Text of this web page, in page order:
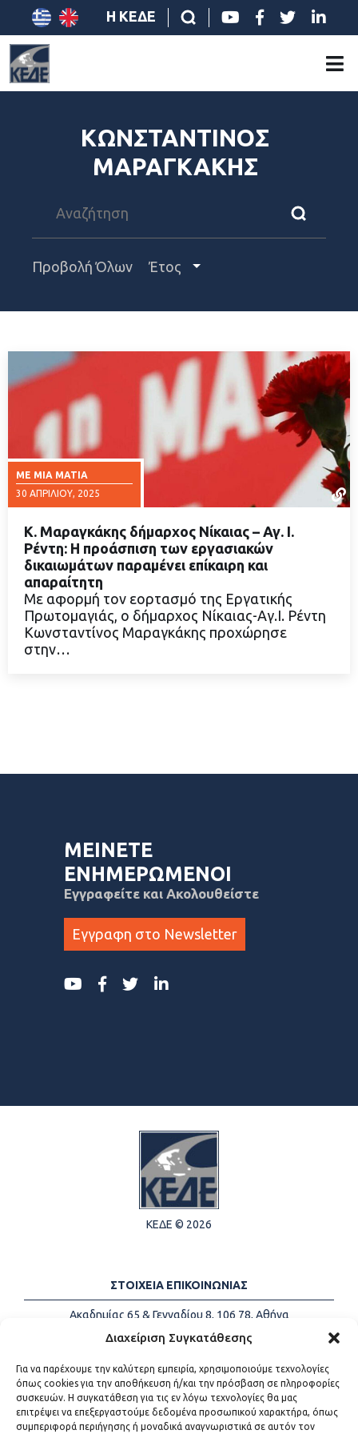
Διαχείριση Συγκατάθεσης
Για να παρέχουμε την καλύτερη εμπειρία, χρησιμοποιούμε τεχνολογίες
όπως cookies για την αποθήκευση ή/και την πρόσβαση σε πληροφορίες
συσκευών. Η συγκατάθεση για τις εν λόγω τεχνολογίες θα μας
επιτρέψει να επεξεργαστούμε δεδομένα προσωπικού χαρακτήρα, όπως
συμπεριφορά περιήγησης ή μοναδικά αναγνωριστικά σε αυτόν τον
Η ΚΕΔΕ
ΚΩΝΣΤΑΝΤΙΝΟΣ
ΜΑΡΑΓΚΑΚΗΣ
Προβολή Όλων Έτος
ΜΕ ΜΙΑ ΜΑΤΙΆ
30 ΑΠΡΙΛΊΟΥ, 2025
ΔΙΑΒΑΣΤΕ ΠΕΡΙΣΣΟΤΕΡΑ
Κ. Μαραγκάκης δήμαρχος Νίκαιας – Αγ. Ι.
Ρέντη: Η προάσπιση των εργασιακών
δικαιωμάτων παραμένει επίκαιρη και
απαραίτητη
Με αφορμή τον εορτασμό της Εργατικής
Πρωτομαγιάς, ο δήμαρχος Νίκαιας-Αγ.Ι. Ρέντη
Κωνσταντίνος Μαραγκάκης προχώρησε
στην…
ΜΕΙΝΕΤΕ
ΕΝΗΜΕΡΩΜΕΝΟΙ
Εγγραφείτε και Ακολουθείστε
Εγγραφη στο Newsletter
ΚΕΔΕ © 2026
ΣΤΟΙΧΕΙΑ ΕΠΙΚΟΙΝΩΝΙΑΣ
Ακαδημίας 65 & Γενναδίου 8, 106 78, Αθήνα
Τηλέφωνα:
+30 213-2147500
Email:
info@kede.gr
ΧΡΗΣΙΜΟΙ ΣΥΝΔΕΣΜΟΙ